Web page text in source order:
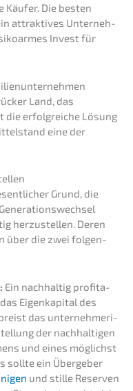
Käufer. Die besten
attrak­ti­ves Unter­neh­
Invest für
Land, das
die erfolg­rei­che Lösung
eine der
Grund, die
herzu­stel­len. Deren
über die zwei folgen­
Ein nachhal­tig profi­ta­
Eigen­ka­pi­tal des
das unter­neh­me­ri­
der nachhal­ti­gen
und eines möglichst
sollte ein Überge­ber
und stille Reser­ven